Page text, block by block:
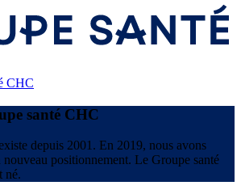
CHC
santé CHC
depuis 2001. En 2019, nous avons
nouveau positionnement. Le Groupe santé
né.